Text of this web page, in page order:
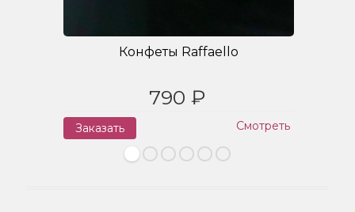
Конфеты Raffaello
790 ₽
Заказать Смотреть